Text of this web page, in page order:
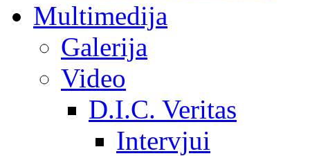
Multimedija
Galerija
Video
D.I.C. Veritas
Intervjui